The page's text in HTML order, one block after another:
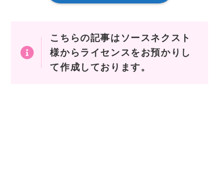
こちらの記事はソースネクスト
様からライセンスをお預かりし
て作成しております。